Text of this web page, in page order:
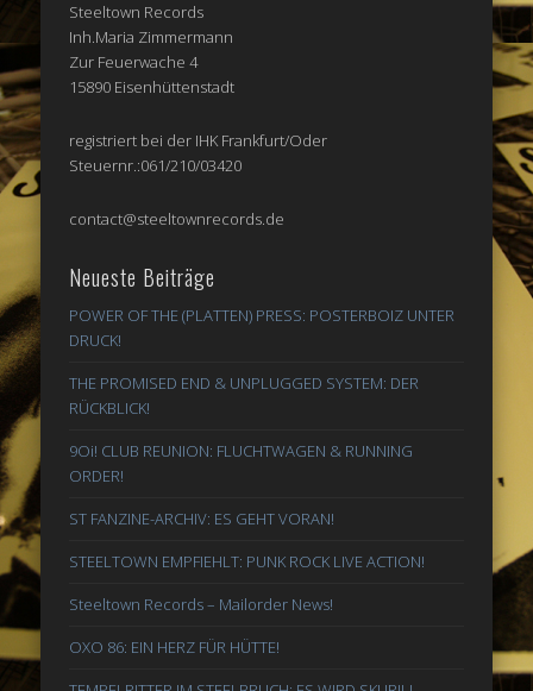
Steeltown Records
Inh.Maria Zimmermann
Zur Feuerwache 4
15890 Eisenhüttenstadt
registriert bei der IHK Frankfurt/Oder
Steuernr.:061/210/03420
contact@steeltownrecords.de
Neueste Beiträge
POWER OF THE (PLATTEN) PRESS: POSTERBOIZ UNTER
DRUCK!
THE PROMISED END & UNPLUGGED SYSTEM: DER
RÜCKBLICK!
9Oi! CLUB REUNION: FLUCHTWAGEN & RUNNING
ORDER!
ST FANZINE-ARCHIV: ES GEHT VORAN!
STEELTOWN EMPFIEHLT: PUNK ROCK LIVE ACTION!
Steeltown Records – Mailorder News!
OXO 86: EIN HERZ FÜR HÜTTE!